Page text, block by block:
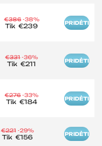
€386 -38%
Tik€239 PRIDĖTI
€331 -36%
Tik€211 PRIDĖTI
€276 -33%
Tik €184 PRIDĖTI
€221 -29%
Tik €156 PRIDĖTI